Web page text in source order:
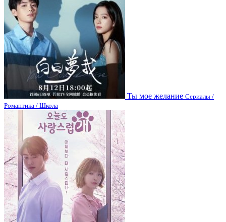
Ты мое желание Сериалы /
Романтика / Школа